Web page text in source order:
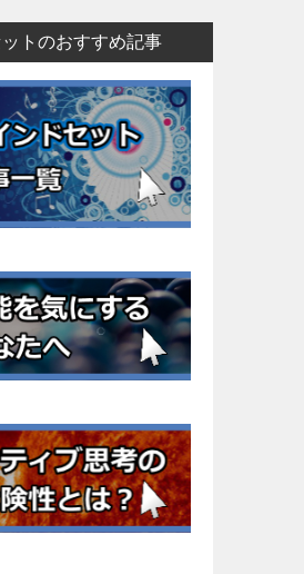
トのおすすめ記事